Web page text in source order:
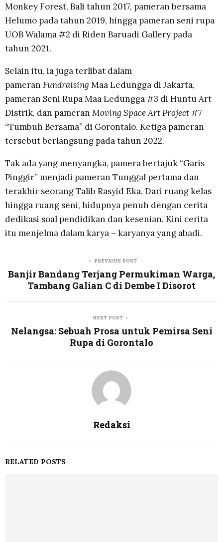
Monkey Forest, Bali tahun 2017, pameran bersama
Helumo pada tahun 2019, hingga pameran seni rupa
UOB Walama #2 di Riden Baruadi Gallery pada
tahun 2021.
Selain itu, ia juga terlibat dalam
pameran Fundraising Maa Ledungga di Jakarta,
pameran Seni Rupa Maa Ledungga #3 di Huntu Art
Distrik, dan pameran Moving Space Art Project#7
“Tumbuh Bersama” di Gorontalo. Ketiga pameran
tersebut berlangsung pada tahun 2022.
Tak ada yang menyangka, pamera bertajuk “Garis
Pinggir” menjadi pameran Tunggal pertama dan
terakhir seorang Talib Rasyid Eka. Dari ruang kelas
hingga ruang seni, hidupnya penuh dengan cerita
dedikasi soal pendidikan dan kesenian. Kini cerita
itu menjelma dalam karya – karyanya yang abadi.
PREVIOUS POST
Banjir Bandang Terjang Permukiman Warga,
Tambang Galian C di Dembe I Disorot
NEXT POST
Nelangsa: Sebuah Prosa untuk Pemirsa Seni
Rupa di Gorontalo
Redaksi
RELATED POSTS